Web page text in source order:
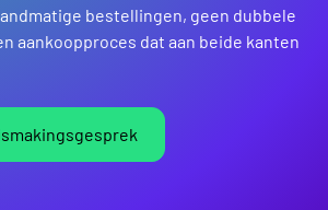
bestellingen, geen dubbele
aankoopproces dat aan beide kanten